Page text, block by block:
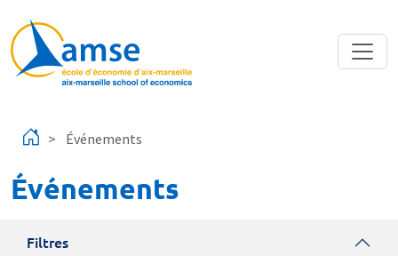
Événements
Événements
Filtres